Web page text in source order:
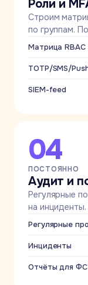
Роли и
Строим
по группам.
Матрица RBAC
TOTP/SMS/
SIEM-feed
04
ПОСТОЯННО
Аудит и
Регулярные
на
Регулярные
Инциденты
Отчёты для